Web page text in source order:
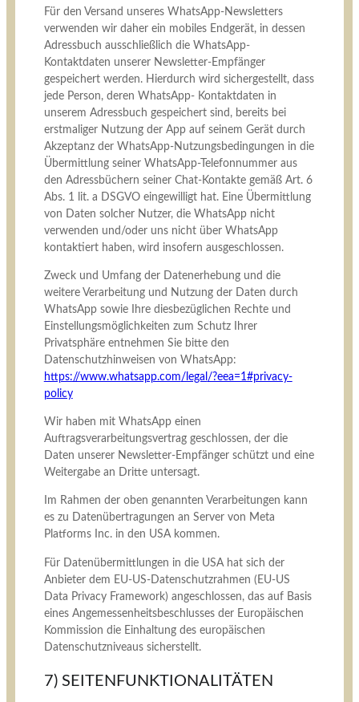
Für den Versand unseres WhatsApp-Newsletters
verwenden wir daher ein mobiles Endgerät, in dessen
Adressbuch ausschließlich die WhatsApp-
Kontaktdaten unserer Newsletter-Empfänger
gespeichert werden. Hierdurch wird sichergestellt, dass
jede Person, deren WhatsApp- Kontaktdaten in
unserem Adressbuch gespeichert sind, bereits bei
erstmaliger Nutzung der App auf seinem Gerät durch
Akzeptanz der WhatsApp-Nutzungsbedingungen in die
Übermittlung seiner WhatsApp-Telefonnummer aus
den Adressbüchern seiner Chat-Kontakte gemäß Art. 6
Abs. 1 lit. a DSGVO eingewilligt hat. Eine Übermittlung
von Daten solcher Nutzer, die WhatsApp nicht
verwenden und/oder uns nicht über WhatsApp
kontaktiert haben, wird insofern ausgeschlossen.
Zweck und Umfang der Datenerhebung und die
weitere Verarbeitung und Nutzung der Daten durch
WhatsApp sowie Ihre diesbezüglichen Rechte und
Einstellungsmöglichkeiten zum Schutz Ihrer
Privatsphäre entnehmen Sie bitte den
Datenschutzhinweisen von WhatsApp:
https://www.whatsapp.com/legal /?eea=1#privacy-
policy
Wir haben mit WhatsApp einen
Auftragsverarbeitungsvertrag geschlossen, der die
Daten unserer Newsletter-Empfänger schützt und eine
Weitergabe an Dritte untersagt.
Im Rahmen der oben genannten Verarbeitungen kann
es zu Datenübertragungen an Server von Meta
Platforms Inc. in den USA kommen.
Für Datenübermittlungen in die USA hat sich der
Anbieter dem EU-US-Datenschutzrahmen (EU-US
Data Privacy Framework) angeschlossen, das auf Basis
eines Angemessenheitsbeschlusses der Europäischen
Kommission die Einhaltung des europäischen
Datenschutzniveaus sicherstellt.
7) SEITENFUNKTIONALITÄTEN